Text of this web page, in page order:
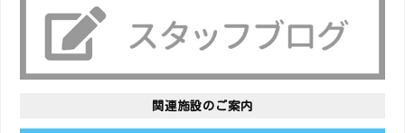
関連施設のご案内